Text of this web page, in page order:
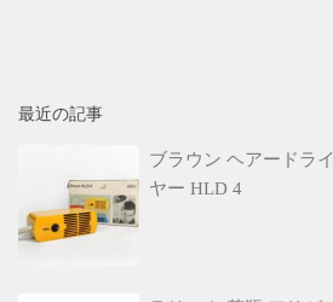
最近の記事
ブラウン ヘアードライ
ヤー HLD 4